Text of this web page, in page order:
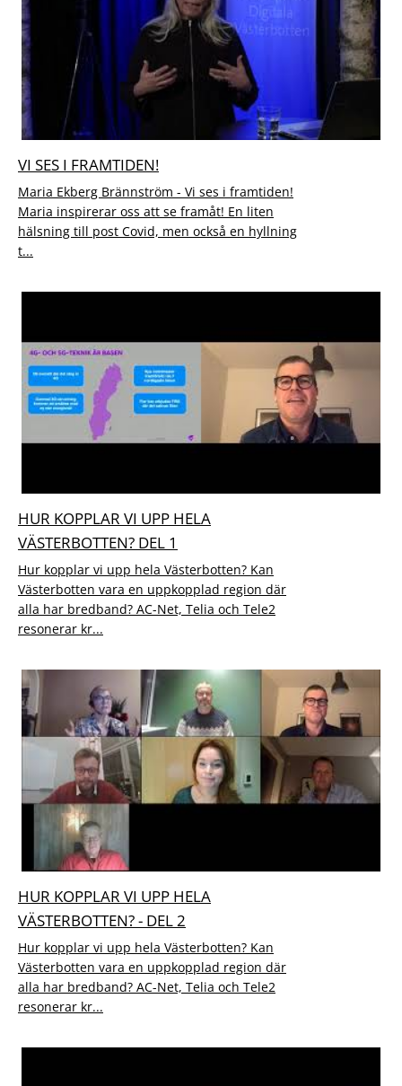
VI SES I FRAMTIDEN!
Maria Ekberg Brännström - Vi ses i framtiden!
Maria inspirerar oss att se framåt! En liten
hälsning till post Covid, men också en hyllning
t...
HUR KOPPLAR VI UPP HELA
VÄSTERBOTTEN? DEL 1
Hur kopplar vi upp hela Västerbotten? Kan
Västerbotten vara en uppkopplad region där
alla har bredband? AC-Net, Telia och Tele2
resonerar kr...
HUR KOPPLAR VI UPP HELA
VÄSTERBOTTEN? - DEL 2
Hur kopplar vi upp hela Västerbotten? Kan
Västerbotten vara en uppkopplad region där
alla har bredband? AC-Net, Telia och Tele2
resonerar kr...